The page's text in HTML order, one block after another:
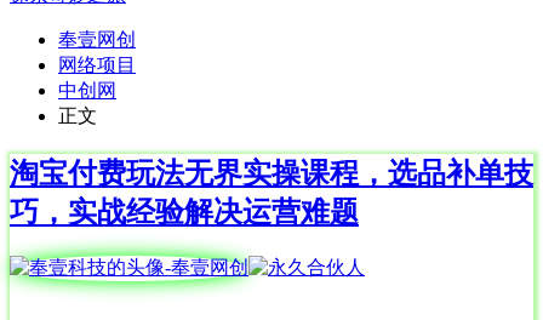
奉壹网创
网络项目
中创网
正文
淘宝付费玩法无界实操课程，选品补单技
巧，实战经验解决运营难题